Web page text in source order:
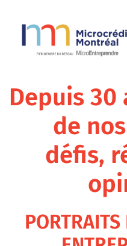
Depuis 30
de
défis,